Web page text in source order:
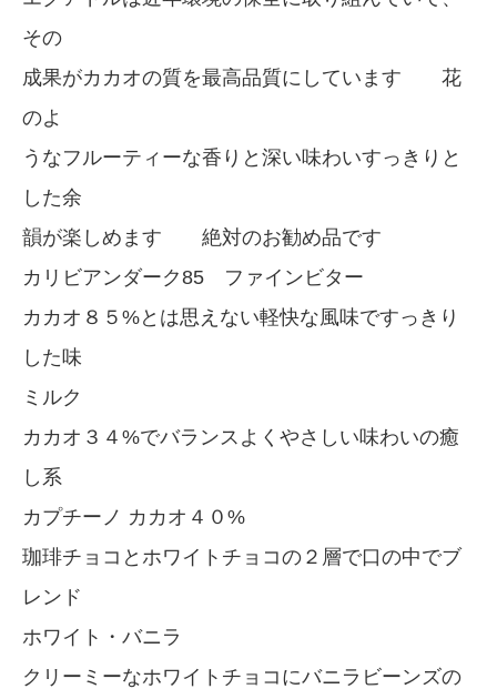
その
成果がカカオの質を最高品質にしています 花
のよ
うなフルーティーな香りと深い味わいすっきりと
した余
韻が楽しめます 絶対のお勧め品です
カリビアンダーク85 ファインビター
カカオ８５%とは思えない軽快な風味ですっきり
した味
ミルク
カカオ３４%でバランスよくやさしい味わいの癒
し系
カプチーノ カカオ４０%
珈琲チョコとホワイトチョコの２層で口の中でブ
レンド
ホワイト・バニラ
クリーミーなホワイトチョコにバニラビーンズの